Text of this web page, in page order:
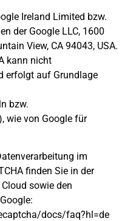
Ireland Limited bzw.
der Google LLC, 1600
View, CA 94043, USA.
kann nicht
erfolgt auf Grundlage
bzw.
wie von Google für
im
finden Sie in der
sowie den
docs/faq?hl=de